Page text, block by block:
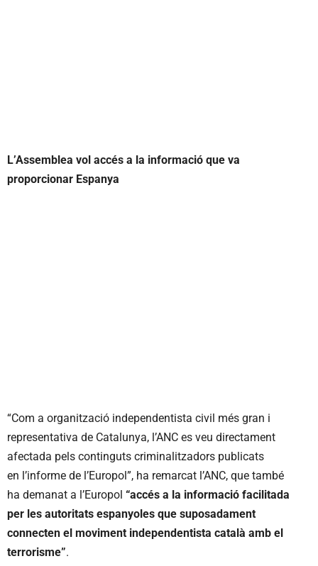
L’Assemblea vol accés a la informació que va
proporcionar Espanya
“Com a organització independentista civil més gran i
representativa de Catalunya, l’ANC es veu directament
afectada pels continguts criminalitzadors publicats
en l’informe de l’Europol”, ha remarcat l’ANC, que també
ha demanat a l’Europol “accés a la informació facilitada
per les autoritats espanyoles que suposadament
connecten el moviment independentista català amb el
terrorisme”.